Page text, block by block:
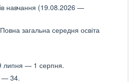
навчання (19.08.2026 —
загальна середня освіта
липня — 1 серпня.
— 34.